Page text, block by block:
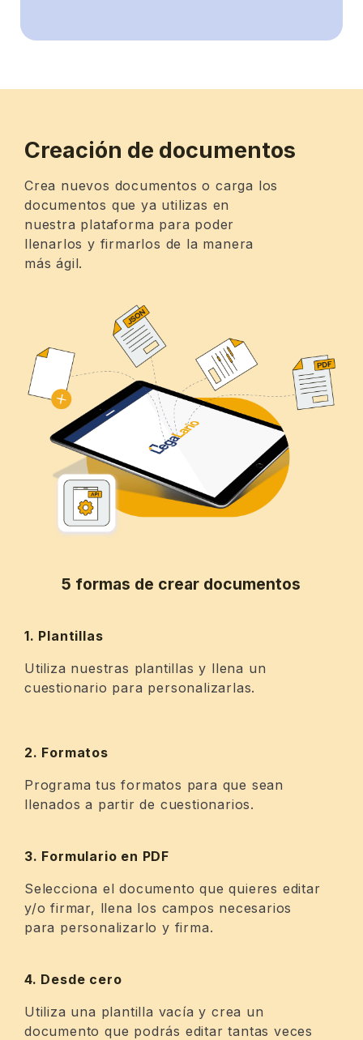
Creación de documentos
Crea nuevos documentos o carga los
documentos que ya utilizas en
nuestra plataforma para poder
llenarlos y firmarlos de la manera
más ágil.
5 formas de crear documentos
1. Plantillas
Utiliza nuestras plantillas y llena un
cuestionario para personalizarlas.
2. Formatos
Programa tus formatos para que sean
llenados a partir de cuestionarios.
3. Formulario en PDF
Selecciona el documento que quieres editar
y/o firmar, llena los campos necesarios
para personalizarlo y firma.
4. Desde cero
Utiliza una plantilla vacía y crea un
documento que podrás editar tantas veces